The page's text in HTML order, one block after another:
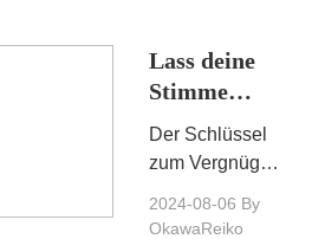
Lass deine
Stimme
erklingen!
Anleitung für
Karaoke-
Der Schlüssel
zum Vergnügen
Karaoke ist,
2024-08-06 By
OkawaReiko